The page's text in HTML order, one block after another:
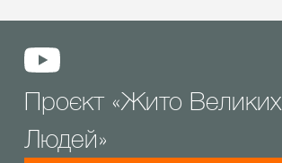
Проєкт «Жито Великих
Людей»